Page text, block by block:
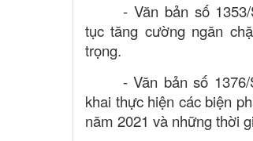
- Văn bản số
tục tăng cường ngăn
trọng.
- Văn bản số
khai thực hiện các biện
năm 2021 và những thời